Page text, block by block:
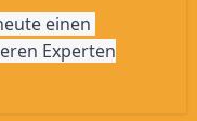
einen
Experten